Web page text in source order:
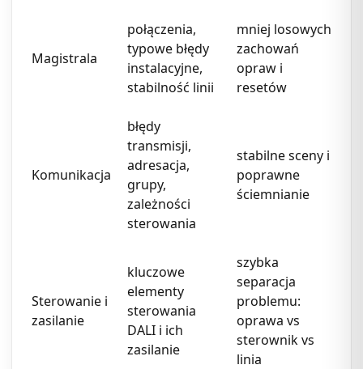
Magistrala
połączenia,
typowe błędy
instalacyjne,
stabilność linii
mniej losowych
zachowań
opraw i
resetów
Komunikacja
błędy
transmisji,
adresacja,
grupy,
zależności
sterowania
stabilne sceny i
poprawne
ściemnianie
Sterowanie i
zasilanie
kluczowe
elementy
sterowania
DALI i ich
zasilanie
szybka
separacja
problemu:
oprawa vs
sterownik vs
linia